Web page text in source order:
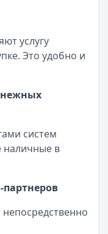
услугу
Это удобно и
систем
наличные в
непосредственно